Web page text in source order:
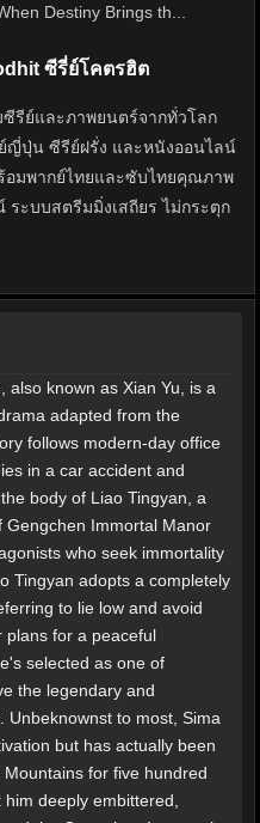
Destiny Brings th...
ซีรี่ย์โคตรฮิต
รีย์และภาพยนตร์จากทั่วโลก
ญี่ปุ่น ซีรีย์ฝรั่ง และหนังออนไลน์
มพากย์ไทยและซับไทยคุณภาพ
ะบบสตรีมมิ่งเสถียร ไม่กระตุก
also known as Xian Yu, is a
adapted from the
follows modern-day office
in a car accident and
body of Liao Tingyan, a
Gengchen Immortal Manor
who seek immortality
Tingyan adopts a completely
to lie low and avoid
plans for a peaceful
selected as one of
the legendary and
Unbeknownst to most, Sima
but has actually been
for five hundred
deeply embittered,